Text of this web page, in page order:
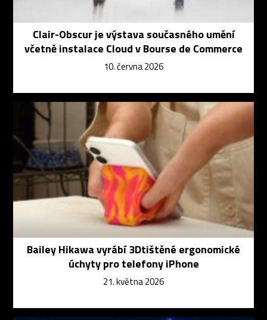
Clair-Obscur je výstava současného umění
včetně instalace Cloud v Bourse de Commerce
10. června 2026
Bailey Hikawa vyrábí 3Dtištěné ergonomické
úchyty pro telefony iPhone
21. května 2026